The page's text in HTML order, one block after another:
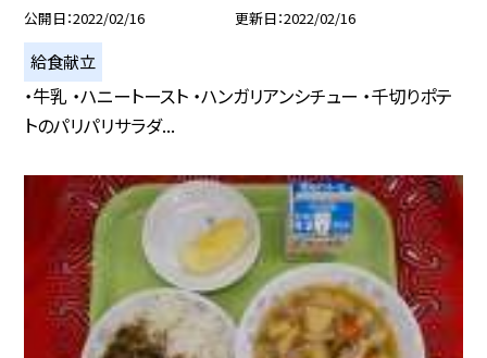
公開日 2022/02/16 更新日 2022/02/16
給食献立
・牛乳 ・ハニートースト ・ハンガリアンシチュー ・千切りポテ
トのパリパリサラダ...